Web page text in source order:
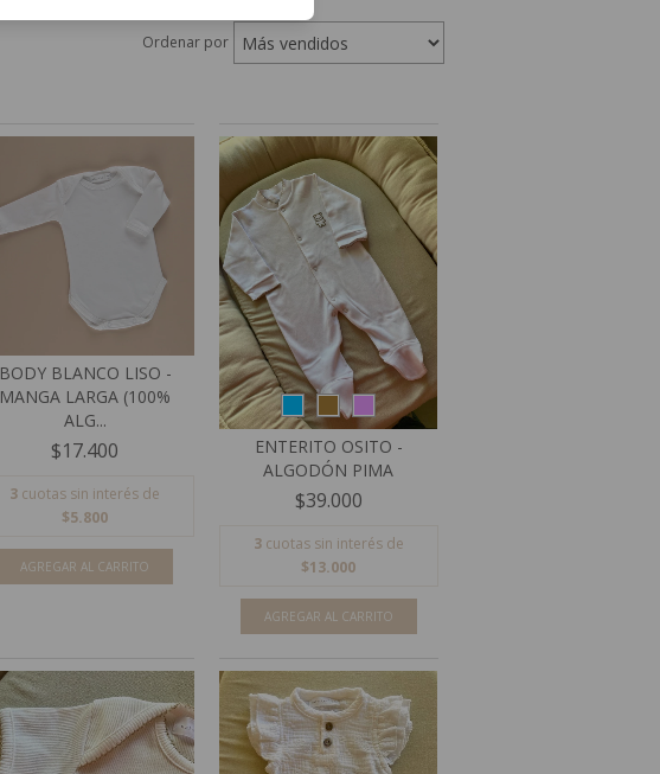
Ordenar por
BODY BLANCO LISO -
MANGA LARGA (100%
ALG...
$17.400
3 cuotas sin interés de
$5.800
AGREGAR AL CARRITO
ENTERITO OSITO -
ALGODÓN PIMA
$39.000
3 cuotas sin interés de
$13.000
AGREGAR AL CARRITO